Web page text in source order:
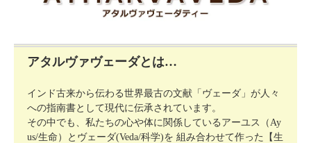
アタルヴァヴェーダとは…
インド古来から伝わる世界最古の文献「ヴェーダ」が人々
への指南書として現代に伝承されています。
その中でも、私たちの心や体に関係しているアーユス（Ay
us/生命）とヴェーダ(Veda/科学)を 組み合わせて作った【生